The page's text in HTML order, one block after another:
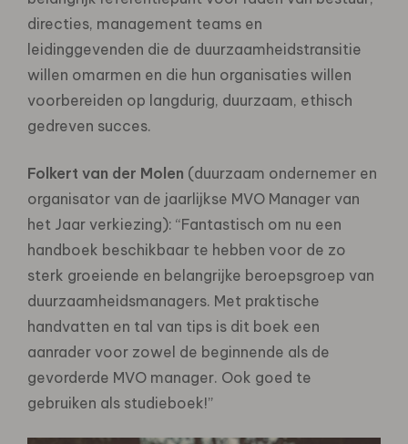
directies, management teams en
leidinggevenden die de duurzaamheidstransitie
willen omarmen en die hun organisaties willen
voorbereiden op langdurig, duurzaam, ethisch
gedreven succes.
Folkert van der Molen (duurzaam ondernemer en
organisator van de jaarlijkse MVO Manager van
het Jaar verkiezing): “Fantastisch om nu een
handboek beschikbaar te hebben voor de zo
sterk groeiende en belangrijke beroepsgroep van
duurzaamheidsmanagers. Met praktische
handvatten en tal van tips is dit boek een
aanrader voor zowel de beginnende als de
gevorderde MVO manager. Ook goed te
gebruiken als studieboek!”